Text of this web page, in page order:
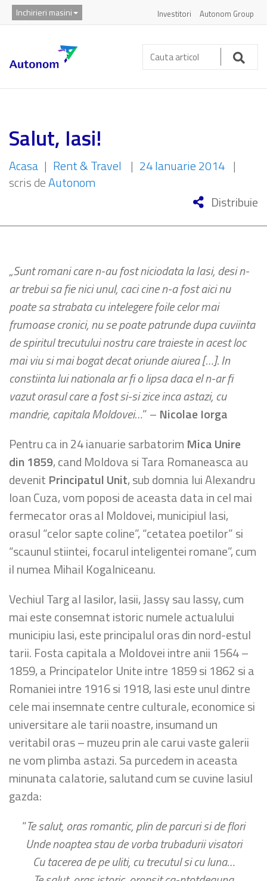
Inchirieri masini Investitori Autonom Group
Cauta
articol:
Salut, Iasi!
Acasa | Rent & Travel | 24 Ianuarie 2014 |
scris deAutonom
Distribuie
„Sunt romani care n-au fost niciodata la Iasi, desi n-
ar trebui sa fie nici unul, caci cine n-a fost aici nu
poate sa strabata cu intelegere foile celor mai
frumoase cronici, nu se poate patrunde dupa cuviinta
de spiritul trecutului nostru care traieste in acest loc
mai viu si mai bogat decat oriunde aiurea […]. In
constiinta lui nationala ar fi o lipsa daca el n-ar fi
vazut orasul care a fost si-si zice inca astazi, cu
mandrie, capitala Moldovei…” – Nicolae Iorga
Pentru ca in 24 ianuarie sarbatorim Mica Unire
din 1859, cand Moldova si Tara Romaneasca au
devenit Principatul Unit, sub domnia lui Alexandru
Ioan Cuza, vom poposi de aceasta data in cel mai
fermecator oras al Moldovei, municipiul Iasi,
orasul “celor sapte coline”, “cetatea poetilor” si
“scaunul stiintei, focarul inteligentei romane”, cum
il numea Mihail Kogalniceanu.
Vechiul Targ al Iasilor, Iasii, Jassy sau Iassy, cum
mai este consemnat istoric numele actualului
municipiu Iasi, este principalul oras din nord-estul
tarii. Fosta capitala a Moldovei intre anii 1564 –
1859, a Principatelor Unite intre 1859 si 1862 si a
Romaniei intre 1916 si 1918, Iasi este unul dintre
cele mai insemnate centre culturale, economice si
universitare ale tarii noastre, insumand un
veritabil oras – muzeu prin ale carui vaste galerii
ne vom plimba astazi. Sa purcedem in aceasta
minunata calatorie, salutand cum se cuvine Iasiul
gazda:
“Te salut, oras romantic, plin de parcuri si de flori
Unde noaptea stau de vorba trubadurii visatori
Cu tacerea de pe uliti, cu trecutul si cu luna…